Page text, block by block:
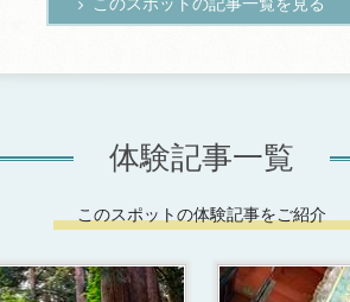
体験記事一覧
このスポットの体験記事をご紹介